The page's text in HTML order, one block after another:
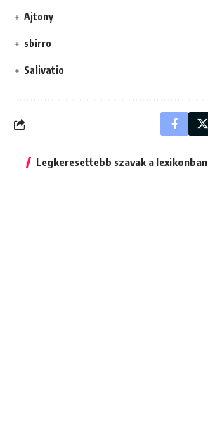
Ajtony
sbirro
Salivatio
Legkeresettebb szavak a lexikonban